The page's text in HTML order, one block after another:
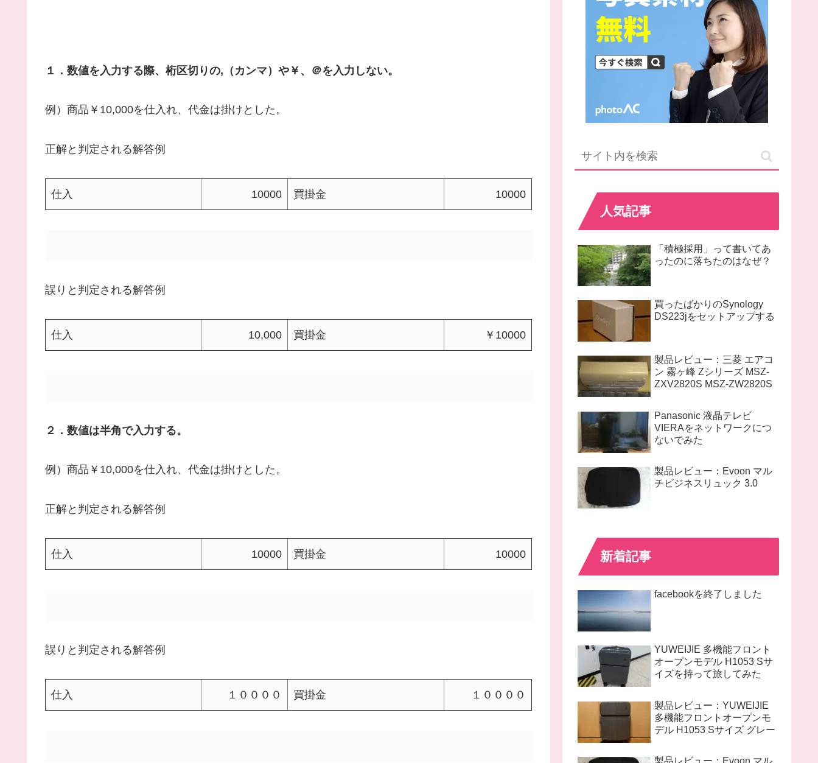
１．数値を入力する際、桁区切りの,（カンマ）や￥、＠を入力しない。
例）商品￥10,000を仕入れ、代金は掛けとした。
正解と判定される解答例
仕入 10000 買掛金 10000
誤りと判定される解答例
仕入 10,000 買掛金 ￥10000
２．数値は半角で入力する。
例）商品￥10,000を仕入れ、代金は掛けとした。
正解と判定される解答例
仕入 10000 買掛金 10000
誤りと判定される解答例
仕入 １００００ 買掛金 １００００
人気記事
「積極採用」って書いてあ
ったのに落ちたのはなぜ？
買ったばかりのSynology
DS223jをセットアップする
製品レビュー：三菱 エアコ
ン 霧ヶ峰 Zシリーズ MSZ-
ZXV2820S MSZ-ZW2820S
Panasonic 液晶テレビ
VIERAをネットワークにつ
ないでみた
製品レビュー：Evoon マル
チビジネスリュック 3.0
新着記事
facebookを終了しました
YUWEIJIE 多機能フロント
オープンモデル H1053 Sサ
イズを持って旅してみた
製品レビュー：YUWEIJIE
多機能フロントオープンモ
デル H1053 Sサイズ グレー
製品レビュー：Evoon マル